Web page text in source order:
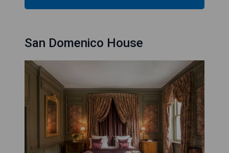
San Domenico House